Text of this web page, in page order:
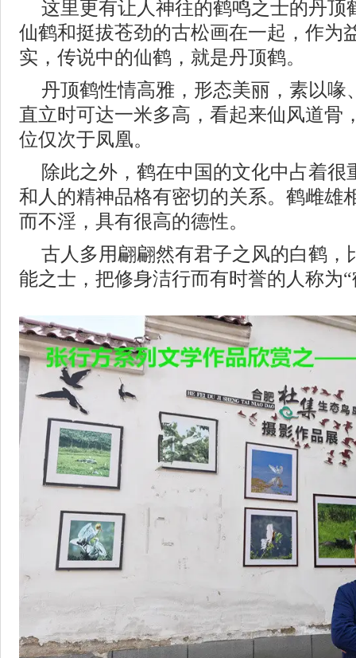
这里更有让人神往的鹤鸣之士的丹顶
仙鹤和挺拔苍劲的古松画在一起，作为
实，传说中的仙鹤，就是丹顶鹤。
丹顶鹤性情高雅，形态美丽，素以喙
直立时可达一米多高，看起来仙风道骨
位仅次于凤凰。
除此之外，鹤在中国的文化中占着很
和人的精神品格有密切的关系。鹤雌雄
而不淫，具有很高的德性。
古人多用翩翩然有君子之风的白鹤，
能之士，把修身洁行而有时誉的人称为